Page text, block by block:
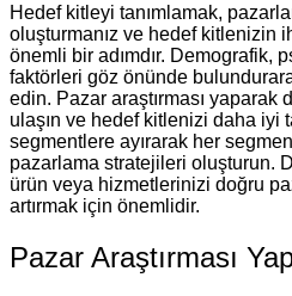
Hedef kitleyi tanımlamak,
oluşturmanız ve hedef kitlenizin
önemli bir adımdır. Demografik,
faktörleri göz önünde
edin. Pazar araştırması yaparak
ulaşın ve hedef kitlenizi daha iyi
segmentlere ayırarak her
pazarlama stratejileri oluşturun.
ürün veya hizmetlerinizi doğru
artırmak için önemlidir.
Pazar Araştırması